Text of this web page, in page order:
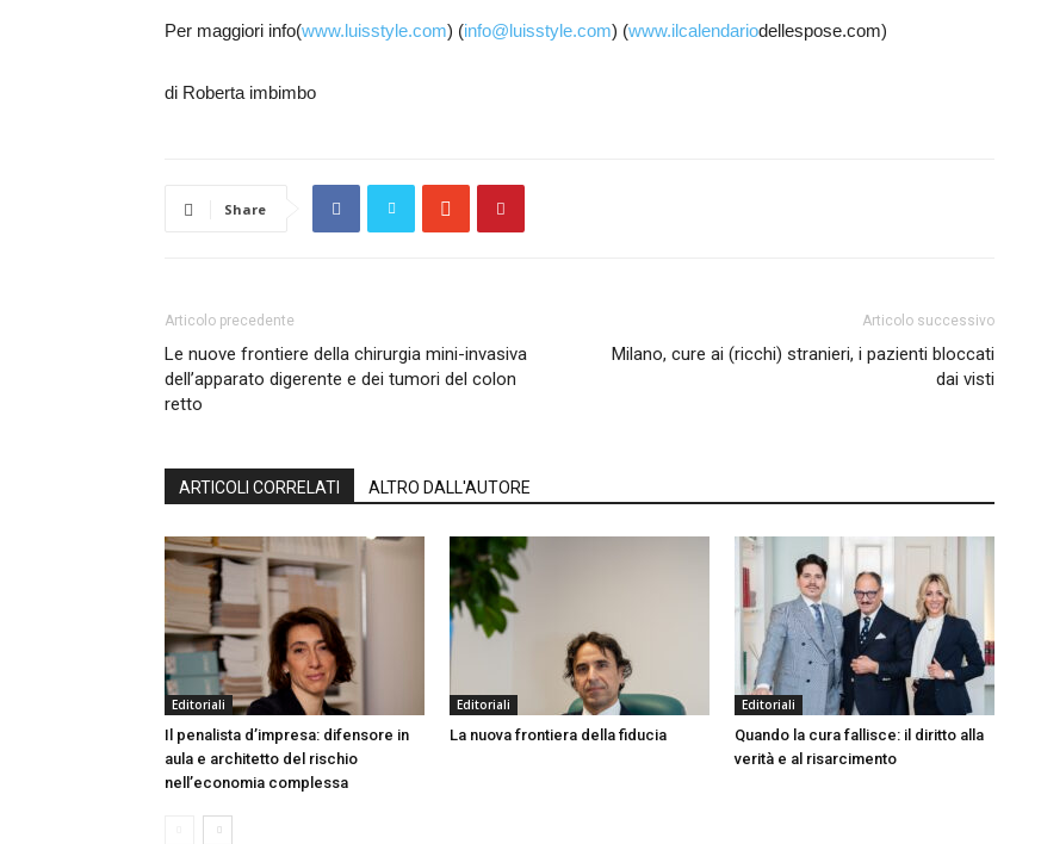
Per maggiori info(www.luisstyle.com) (info@luisstyle.com) (www.ilcalendariodellespose.com)
di Roberta imbimbo
Share
Articolo precedente
Le nuove frontiere della chirurgia mini-invasiva
dell’apparato digerente e dei tumori del colon
retto
Articolo successivo
Milano, cure ai (ricchi) stranieri, i pazienti bloccati
dai visti
ARTICOLI CORRELATI ALTRO DALL'AUTORE
Editoriali
Il penalista d’impresa: difensore in
aula e architetto del rischio
nell’economia complessa
Editoriali
La nuova frontiera della fiducia
Editoriali
Quando la cura fallisce: il diritto alla
verità e al risarcimento